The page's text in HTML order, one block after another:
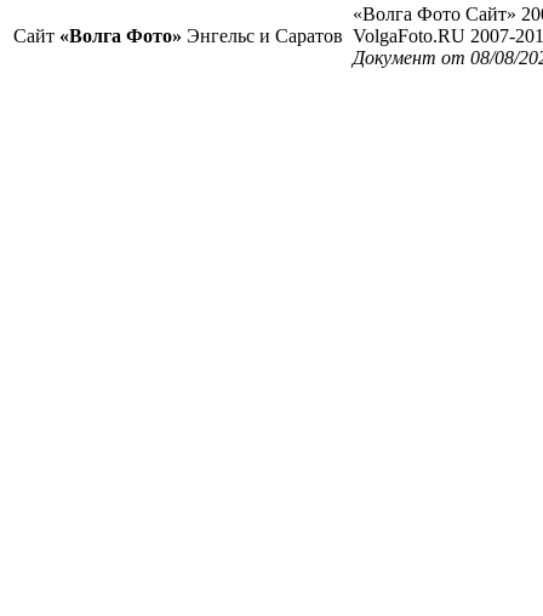
Сайт «Волга Фото» Энгельс и Саратов
«Волга Фото Сайт»
VolgaFoto.RU 2007-
Документ от 08/08/